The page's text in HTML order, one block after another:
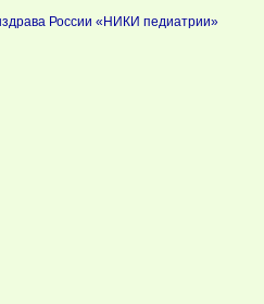
России «НИКИ педиатрии»